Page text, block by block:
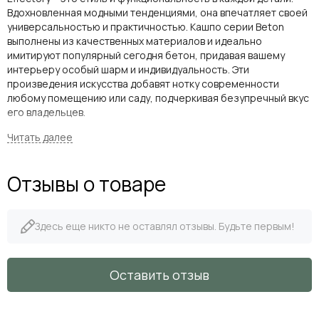
Вдохновленная модными тенденциями, она впечатляет своей
универсальностью и практичностью. Кашпо серии Beton
выполнены из качественных материалов и идеально
имитируют популярный сегодня бетон, придавая вашему
интерьеру особый шарм и индивидуальность. Эти
произведения искусства добавят нотку современности
любому помещению или саду, подчеркивая безупречный вкус
его владельцев.
Не упустите возможность создать стильный уголок природы
Параметры
Размер в-20 см, 20х20 в-30
Литраж 8 л /1,5 л 27 л /
Вес нетто 2,2 кг 5,9 кг
Отзывы о товаре
Здесь еще никто не оставлял отзывы. Будьте первым!
Оставить отзыв